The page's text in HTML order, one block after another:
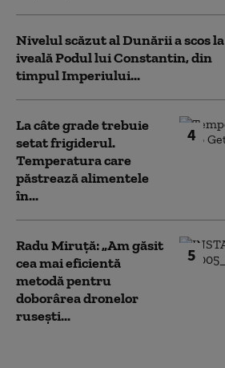
Nivelul scăzut al Dunării a scos la
iveală Podul lui Constantin, din
timpul Imperiului...
4
La câte grade trebuie
setat frigiderul.
Temperatura care
păstrează alimentele
în...
5
Radu Miruță: „Am găsit
cea mai eficientă
metodă pentru
doborârea dronelor
rusești...